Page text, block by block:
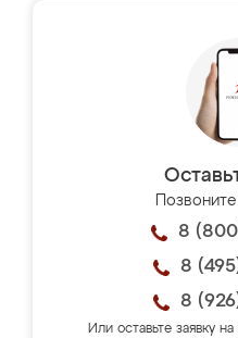
8
8
8
Или оставьте заявку